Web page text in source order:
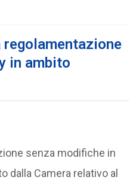
regolamentazione
in ambito
senza modifiche in
dalla Camera relativo al